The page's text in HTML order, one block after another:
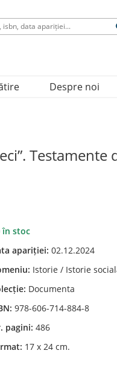
Despre noi
Testamente
în stoc
apariției:02.12.2024
Istorie / Istorie
Documenta
978-606-714-884-8
pagini:486
17 x 24 cm.